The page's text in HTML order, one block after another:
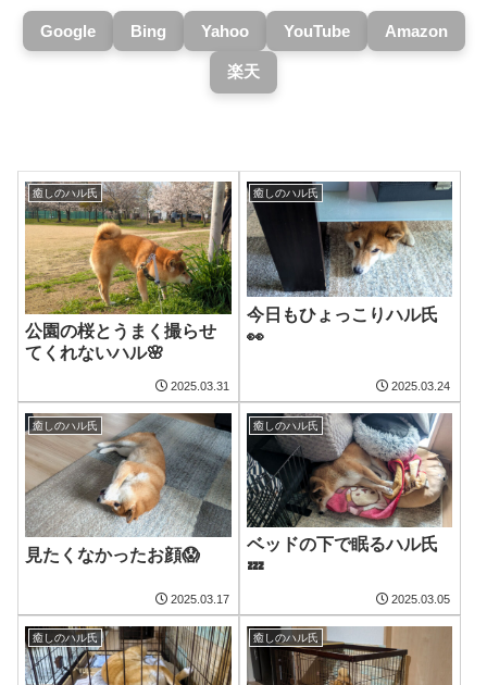
Google Bing Yahoo YouTube Amazon
楽天
癒しのハル氏
公園の桜とうまく撮らせ
てくれないハル🌸
2025.03.31
癒しのハル氏
今日もひょっこりハル氏
👀
2025.03.24
癒しのハル氏
見たくなかったお顔😱
2025.03.17
癒しのハル氏
ベッドの下で眠るハル氏
💤
2025.03.05
癒しのハル氏 癒しのハル氏